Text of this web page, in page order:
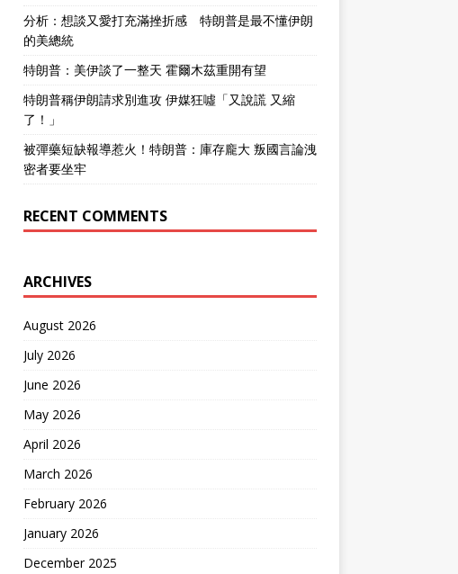
分析：想談又愛打充滿挫折感 特朗普是最不懂伊朗
的美總統
特朗普：美伊談了一整天 霍爾木茲重開有望
特朗普稱伊朗請求別進攻 伊媒狂噓「又說謊 又縮
了！」
被彈藥短缺報導惹火！特朗普：庫存龐大 叛國言論洩
密者要坐牢
RECENT COMMENTS
ARCHIVES
August 2026
July 2026
June 2026
May 2026
April 2026
March 2026
February 2026
January 2026
December 2025